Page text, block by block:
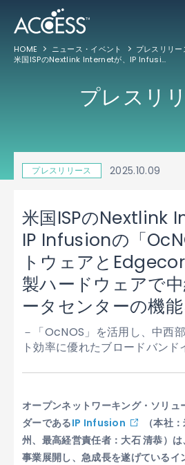
HOME ニュース・イベント
プレスリリー
米国ISPのNextlink Internetが、IP Infusionの「OcNOS®」ソフトウェアとEdgecore Networks製ハードウェアで中継区間とデータセンターの機能を強化
プレスリ
プレスリリース 2025.10.09
米国ISPのNextlink
IP Infusionの「
トウェアと
製ハードウェアで
ータセンターの機
－「OcNOS」を活用し、中西
ト効率に優れたブロードバンド
オープンネットワーキング・ソリュ
ダーであるIP Infusion
（本社
州、最高経営責任者：大石 清恭）
事業展開し、急成長を遂げているイ